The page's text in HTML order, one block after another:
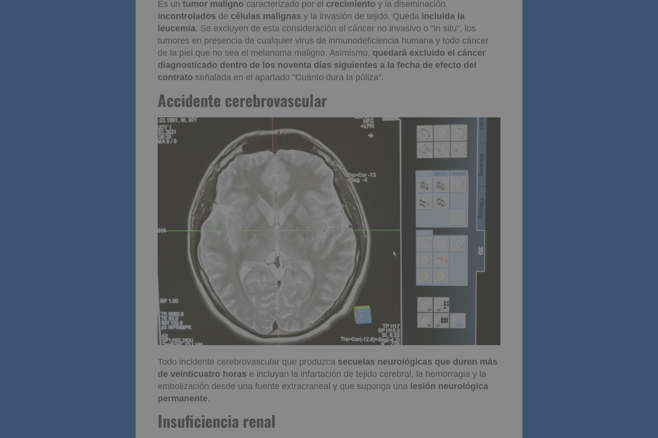
Es un tumor maligno caracterizado por el crecimiento y la diseminación
incontrolados de células malignas y la invasión de tejido. Queda incluida la
leucemia. Se excluyen de esta consideración el cáncer no invasivo o "in situ", los
tumores en presencia de cualquier virus de inmunodeficiencia humana y todo cáncer
de la piel que no sea el melanoma maligno. Asimismo, quedará excluido el cáncer
diagnosticado dentro de los noventa días siguientes a la fecha de efecto del
contrato señalada en el apartado "Cuánto dura la póliza".
Accidente cerebrovascular
Todo incidente cerebrovascular que produzca secuelas neurológicas que duren más
de veinticuatro horas e incluyan la infartación de tejido cerebral, la hemorragia y la
embolización desde una fuente extracraneal y que suponga una lesión neurológica
permanente.
Insuficiencia renal